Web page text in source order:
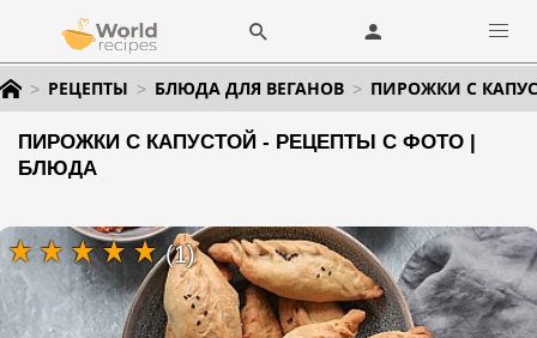
РЕЦЕПТЫ БЛЮДА ДЛЯ ВЕГАНОВ ПИРОЖКИ С
ПИРОЖКИ С КАПУСТОЙ - РЕЦЕПТЫ С ФОТО |
БЛЮДА
(1)